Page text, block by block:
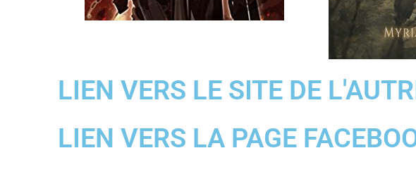
LIEN VERS LE SITE DE
LIEN VERS LA PAGE